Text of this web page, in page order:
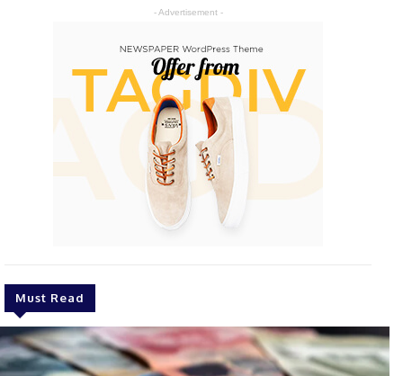
- Advertisement -
Must Read